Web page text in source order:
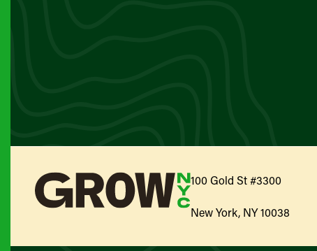
100 Gold St #3300
New York, NY 10038